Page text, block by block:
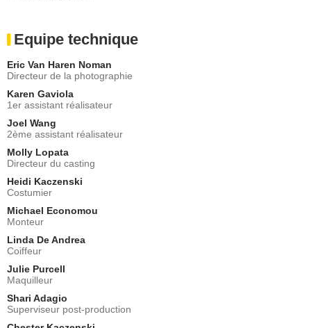
Equipe technique
Eric Van Haren Noman
Directeur de la photographie
Karen Gaviola
1er assistant réalisateur
Joel Wang
2ème assistant réalisateur
Molly Lopata
Directeur du casting
Heidi Kaczenski
Costumier
Michael Economou
Monteur
Linda De Andrea
Coiffeur
Julie Purcell
Maquilleur
Shari Adagio
Superviseur post-production